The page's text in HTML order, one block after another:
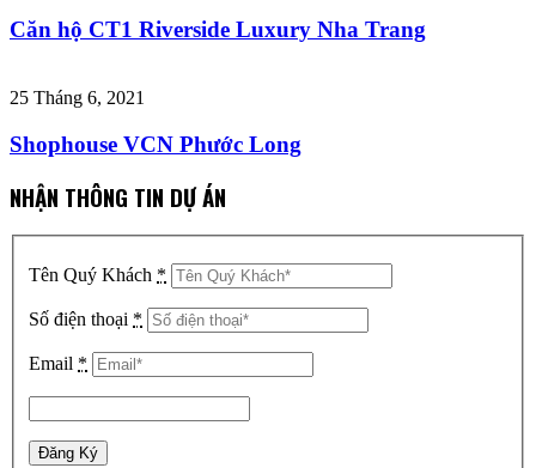
Căn hộ CT1 Riverside Luxury Nha Trang
25 Tháng 6, 2021
Shophouse VCN Phước Long
NHẬN THÔNG TIN DỰ ÁN
Tên Quý Khách *
Số điện thoại *
Email *